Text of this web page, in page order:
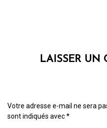
LAISSER UN
Votre adresse e-mail ne sera
sont indiqués avec*